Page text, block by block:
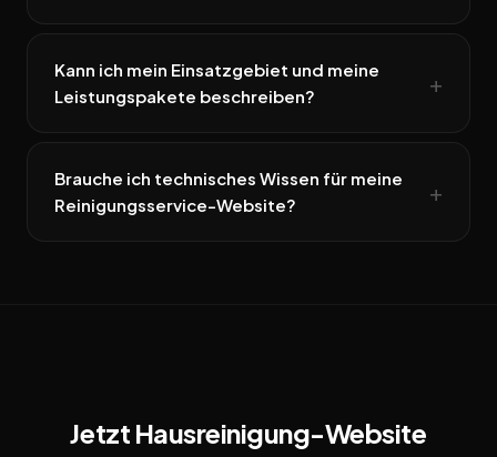
Kann ich mein Einsatzgebiet und meine
Leistungspakete beschreiben?
Brauche ich technisches Wissen für meine
Reinigungsservice-Website?
Jetzt Hausreinigung-Website